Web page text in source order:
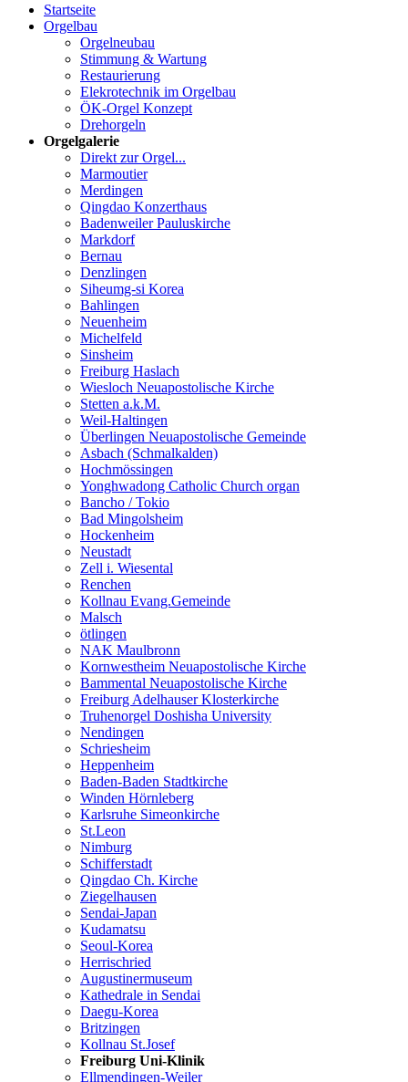
Startseite
Orgelbau
Orgelneubau
Stimmung & Wartung
Restaurierung
Elekrotechnik im Orgelbau
ÖK-Orgel Konzept
Drehorgeln
Orgelgalerie
Direkt zur Orgel...
Marmoutier
Merdingen
Qingdao Konzerthaus
Badenweiler Pauluskirche
Markdorf
Bernau
Denzlingen
Siheumg-si Korea
Bahlingen
Neuenheim
Michelfeld
Sinsheim
Freiburg Haslach
Wiesloch Neuapostolische Kirche
Stetten a.k.M.
Weil-Haltingen
Überlingen Neuapostolische Gemeinde
Asbach (Schmalkalden)
Hochmössingen
Yonghwadong Catholic Church organ
Bancho / Tokio
Bad Mingolsheim
Hockenheim
Neustadt
Zell i. Wiesental
Renchen
Kollnau Evang.Gemeinde
Malsch
ötlingen
NAK Maulbronn
Kornwestheim Neuapostolische Kirche
Bammental Neuapostolische Kirche
Freiburg Adelhauser Klosterkirche
Truhenorgel Doshisha University
Nendingen
Schriesheim
Heppenheim
Baden-Baden Stadtkirche
Winden Hörnleberg
Karlsruhe Simeonkirche
St.Leon
Nimburg
Schifferstadt
Qingdao Ch. Kirche
Ziegelhausen
Sendai-Japan
Kudamatsu
Seoul-Korea
Herrischried
Augustinermuseum
Kathedrale in Sendai
Daegu-Korea
Britzingen
Kollnau St.Josef
Freiburg Uni-Klinik
Ellmendingen-Weiler